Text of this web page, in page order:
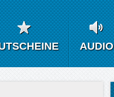
AUDIO